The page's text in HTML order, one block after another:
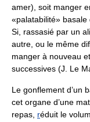
amer), soit manger
«palatabilité» basale
Si, rassasié par un
autre, ou le même
manger à nouveau
successives (J. Le
Le gonflement d’un
cet organe d’une
repas, réduit le